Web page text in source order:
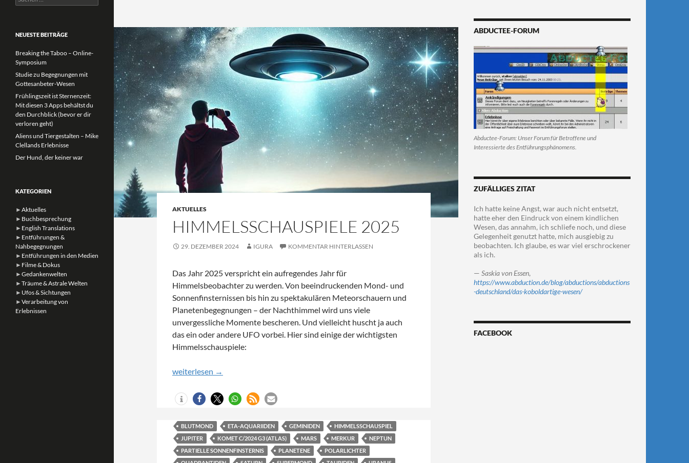
AKTUELLES
HIMMELSSCHAUSPIELE 2025
29. DEZEMBER 2024 IGURA KOMMENTAR HINTERLASSEN
Das Jahr 2025 verspricht ein aufregendes Jahr für
Himmelsbeobachter zu werden. Von beeindruckenden Mond- und
Sonnenfinsternissen bis hin zu spektakulären Meteorschauern und
Planetenbegegnungen – der Nachthimmel wird uns viele
unvergessliche Momente bescheren. Und vielleicht huscht ja auch
das ein oder andere UFO vorbei. Hier sind einige der wichtigsten
Himmelsschauspiele:
Himmelsschauspiele 2025
weiterlesen →
BLUTMOND ETA-AQUARIIDEN GEMINIDEN
HIMMELSSCHAUSPIEL
JUPITER
KOMET C/2024 G3 (ATLAS) MARS MERKUR
NEPTUN
PARTIELLE SONNENFINSTERNIS
PLANETENE
POLARLICHTER
ABDUCTEE-FORUM
Abductee-Forum: Unser Forum für Betroffene und
Interessierte des Entführungsphänomens.
ZUFÄLLIGES ZITAT
Ich hatte keine Angst, war auch nicht entsetzt,
hatte eher den Eindruck von einem kindlichen
Wesen, das annahm, ich schliefe noch, und diese
Gelegenheit genutzt hatte, mich ausgiebig zu
beobachten. Ich glaube, es war viel erschrockener
als ich.
— Saskia von Essen,
https://www.abduction.de/blog/abductions/abductions
-deutschland/das-koboldartige-wesen/
FACEBOOK
nach:
NEUESTE BEITRÄGE
Breaking the Taboo – Online-
Symposium
Studie zu Begegnungen mit
Gottesanbeter-Wesen
Frühlingszeit ist Sternenzeit:
Mit diesen 3 Apps behältst du
den Durchblick (bevor er dir
verloren geht)
Aliens und Tiergestalten – Mike
Clellands Erlebnisse
Der Hund, der keiner war
KATEGORIEN
► Aktuelles
► Buchbesprechung
► English Translations
► Entführungen &
Nahbegegnungen
► Entführungen in den Medien
► Filme & Dokus
► Gedankenwelten
► Träume & Astrale Welten
► Ufos & Sichtungen
► Verarbeitung von
Erlebnissen